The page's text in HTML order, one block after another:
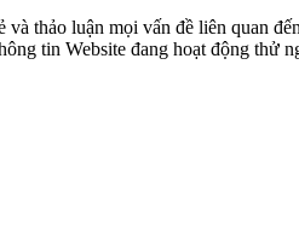
thảo luận mọi vấn đề liên quan
tin Website đang hoạt động thử